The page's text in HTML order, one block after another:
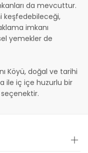
da mevcuttur.
keşfedebileceği,
imkanı
yemekler de
Köyü, doğal ve tarihi
ile iç içe huzurlu bir